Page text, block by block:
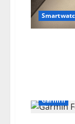
Garmin